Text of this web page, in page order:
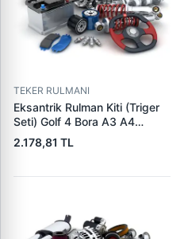
TEKER RULMANI
Eksantrik Rulman Kiti (Triger
Seti) Golf 4 Bora A3 A4
Cordoba Ibiza Toledo Fabia
Octavia 1,6 8V / 16V Akl Bse
OEM 06A198119
2.178,81 TL